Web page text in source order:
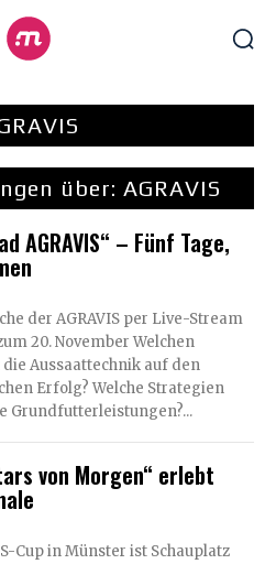
über: AGRAVIS
AGRAVIS“ – Fünf Tage,
der AGRAVIS per Live-Stream
20. November Welchen
die Aussaattechnik auf den
Erfolg? Welche Strategien
Grundfutterleistungen?...
von Morgen“ erlebt